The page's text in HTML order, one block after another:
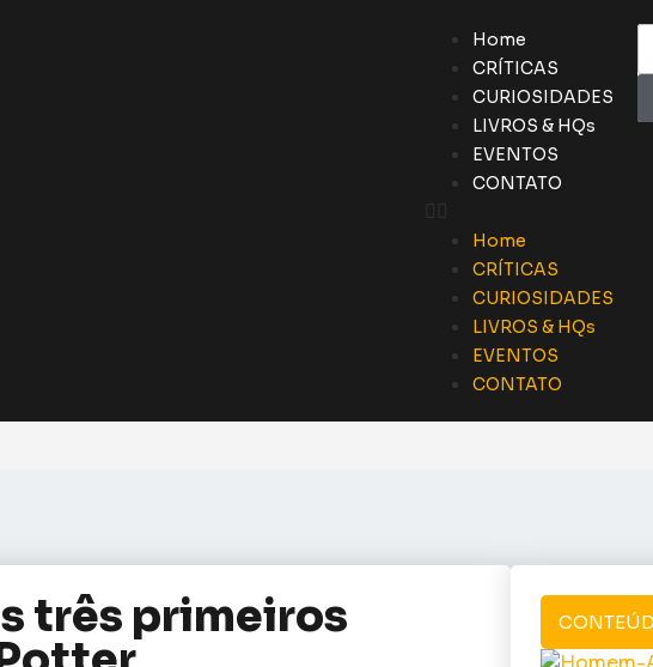
Home
CRÍTICAS
CURIOSIDADES
LIVROS & HQs
EVENTOS
CONTATO
Home
CRÍTICAS
CURIOSIDADES
LIVROS & HQs
EVENTOS
CONTATO
três primeiros